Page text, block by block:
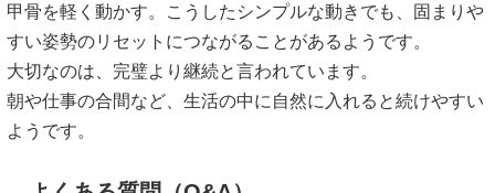
甲骨を軽く動かす。こうしたシンプルな動きでも、固まりや
すい姿勢のリセットにつながることがあるようです。
大切なのは、完璧より継続と言われています。
朝や仕事の合間など、生活の中に自然に入れると続けやすい
ようです。